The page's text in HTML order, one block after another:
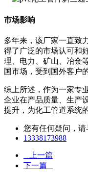
市场影响
多年来，该厂家一直致
得了广泛的市场认可和
理、电力、矿山、冶金
国市场，受到国外客户
综上所述，作为一家专
企业在产品质量、生产
提升，为化工管道系统
您有任何疑问，请
13338173988
上一篇
下一篇